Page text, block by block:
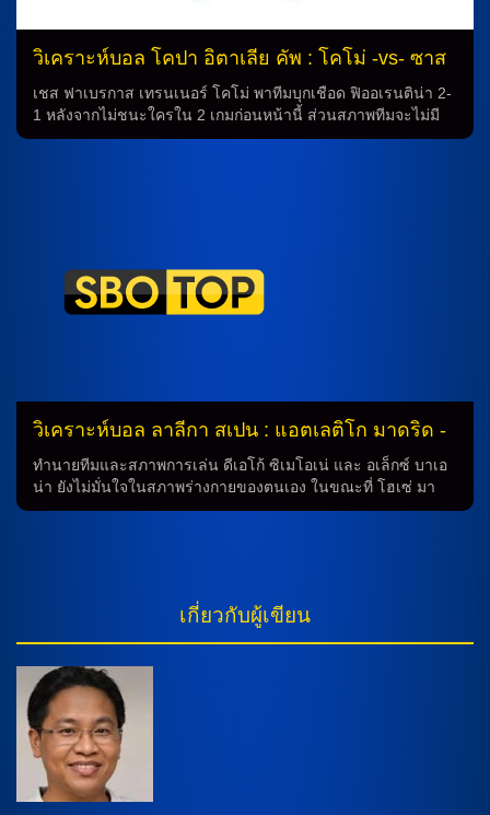
วิเคราะห์บอล โคปา อิตาเลีย คัพ : โคโม่ -vs- ซาส
ซูโอโล่
เชส ฟาเบรกาส เทรนเนอร์ โคโม่ พาทีมบุกเชือด ฟิออเรนติน่า 2-
1 หลังจากไม่ชนะใครใน 2 เกมก่อนหน้านี้ ส่วนสภาพทีมจะไม่มี
อัสซาน ดิเยา, อิ๊กนาเซ่ ฟาน เดอ เบรมป์ และ อัลแบรโต้ ดอสเซ
เฆซุส โรดรีเกซ คอยช่วย ฟาบิโอ กรอสโซ่ นายใหญ่ ซาสซูโอโล่
สู้ได้ดีเลยในเกมล่าสุดแม้จะแพ้ อินเตอร์ […]
วิเคราะห์บอล ลาลีกา สเปน : แอตเลติโก มาดริด -
vs- ราโย บาเยกาโน่
ทำนายทีมและสภาพการเล่น ดีเอโก้ ซิเมโอเน่ และ อเล็กซ์ บาเอ
น่า ยังไม่มั่นใจในสภาพร่างกายของตนเอง ในขณะที่ โฮเซ่ มา
เรีย คีเมเนซ ยังต้องรอการประเมินสภาพความฟิตอีกบางส่วน การ
ความฟิต อย่างไร้สาระ นอกจากนี้ คอนเตนเดอร์ กัลลาเกอร์, อูไน
โลเปซ, และ เป๊ป ชาบาร์เรีย ก็มีโอกาสสลับลงสนามในเกมนี้ การ
ยาน โอบลัค ป้องกันมือเกม และ ฮูเลียน อัลวาเรซ และ อองตวน
กรีซมันน์ เป็นกองหน้า ในขณะเดียวกันทีมอินญีโก้ เปเรซ จะเล่น
ในระบบ (4-2-3-1) โดยให้ […]
เกี่ยวกับผู้เขียน